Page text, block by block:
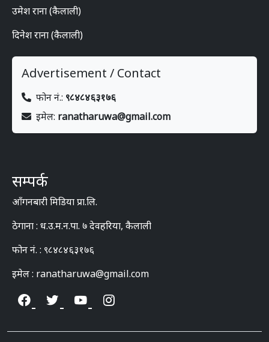
उमेश राना (कैलाली)
दिनेश राना (कैलाली)
Advertisement / Contact
फोन नं.: ९८४८४६३१७६
इमेल: ranatharuwa@gmail.com
सम्पर्क
आँगनबारी मिडिया प्रा.लि.
ठेगाना : ध.उ.म.न.पा. ७ देवहरिया, कैलाली
फोन नं. : ९८४८४६३१७६
इमेल : ranatharuwa@gmail.com